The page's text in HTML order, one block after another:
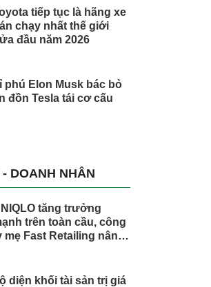
tiếp tục là hãng xe
chạy nhất thế giới
đầu năm 2026
phú Elon Musk bác bỏ
đồn Tesla tái cơ cấu
DOANH NHÂN
tăng trưởng
trên toàn cầu, công
mẹ Fast Retailing nâng
diện khối tài sản trị giá